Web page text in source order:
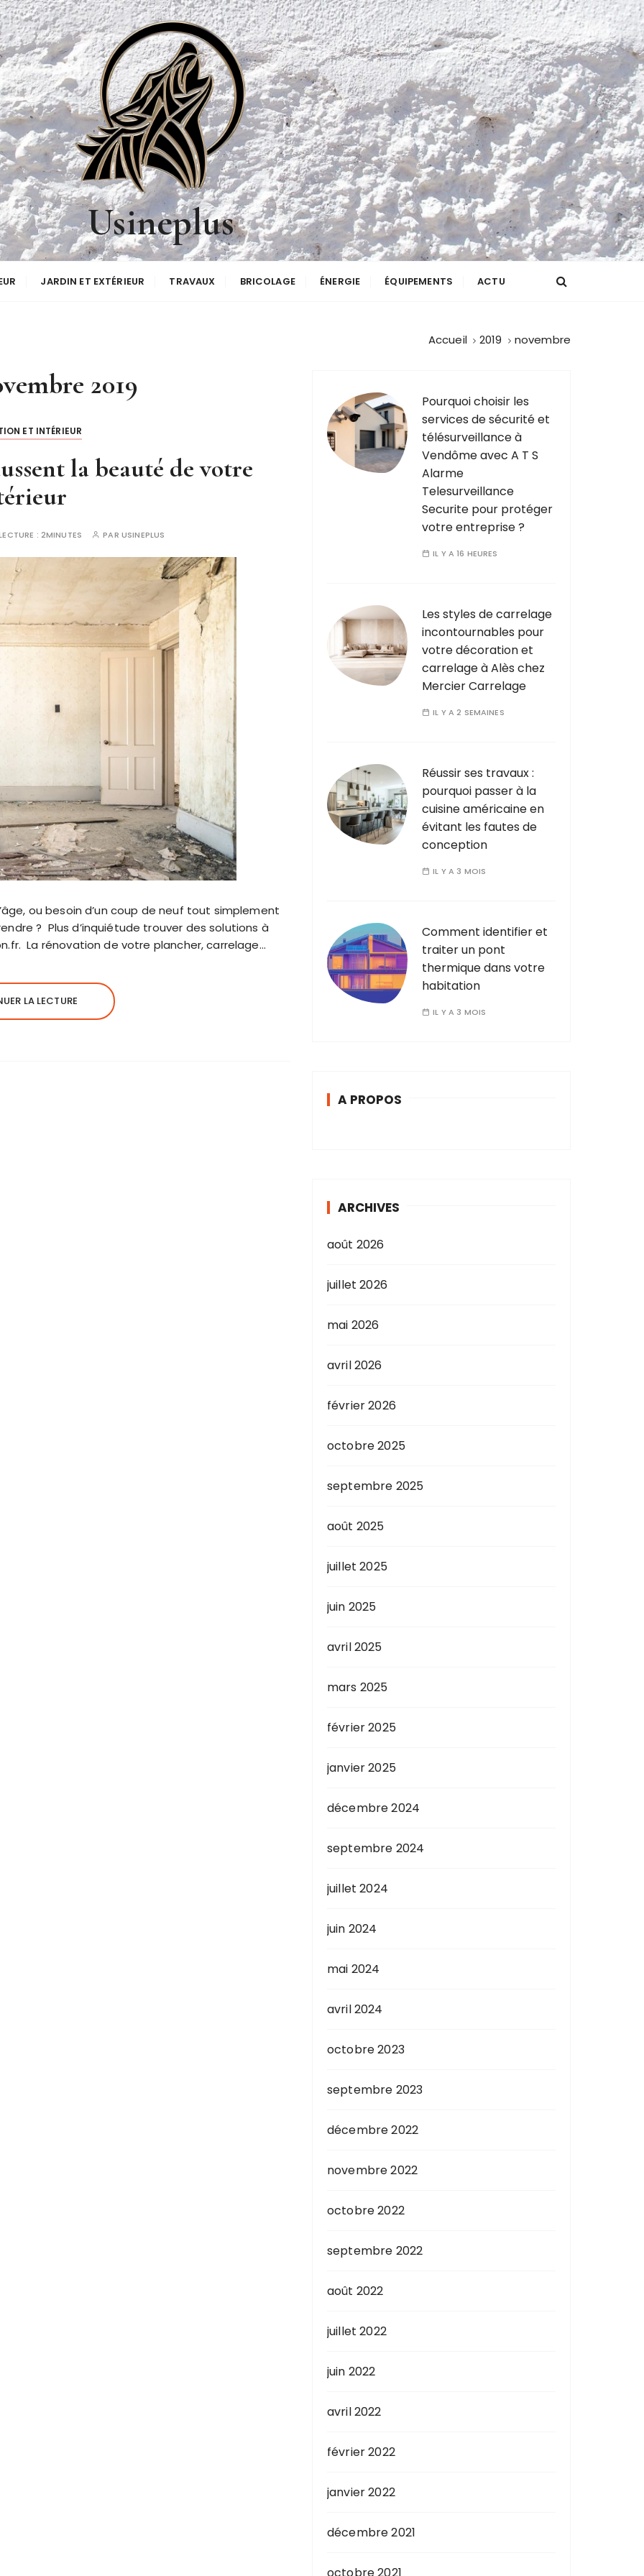
Usineplus
JARDIN ET EXTÉRIEUR TRAVAUX BRICOLAGE ÉNERGIE ÉQUIPEMENTS ACTU
Accueil 2019 novembre
2019
ET INTÉRIEUR
la beauté de votre
: 2MINUTES PAR USINEPLUS
ou besoin d’un coup de neuf tout simplement
? Plus d’inquiétude trouver des solutions à
La rénovation de votre plancher, carrelage…
LA LECTURE
Pourquoi choisir les
services de sécurité et
télésurveillance à
Vendôme avec A T S
Alarme
Telesurveillance
Securite pour protéger
votre entreprise ?
IL Y A 16 HEURES
Les styles de carrelage
incontournables pour
votre décoration et
carrelage à Alès chez
Mercier Carrelage
IL Y A 2 SEMAINES
Réussir ses travaux :
pourquoi passer à la
cuisine américaine en
évitant les fautes de
conception
IL Y A 3 MOIS
Comment identifier et
traiter un pont
thermique dans votre
habitation
IL Y A 3 MOIS
A PROPOS
ARCHIVES
août 2026
juillet 2026
mai 2026
avril 2026
février 2026
octobre 2025
septembre 2025
août 2025
juillet 2025
juin 2025
avril 2025
mars 2025
février 2025
janvier 2025
décembre 2024
septembre 2024
juillet 2024
juin 2024
mai 2024
avril 2024
octobre 2023
septembre 2023
décembre 2022
novembre 2022
octobre 2022
septembre 2022
août 2022
juillet 2022
juin 2022
avril 2022
février 2022
janvier 2022
décembre 2021
octobre 2021